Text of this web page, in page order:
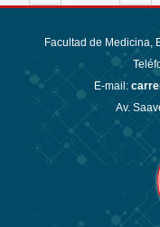
Facultad de Medicina,
E-mail:
Av.